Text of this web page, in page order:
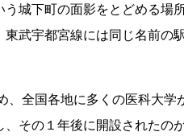
城下町の面影をとどめる場
武宇都宮線には同じ名前の
全国各地に多くの医科大学
その１年後に開設されたの